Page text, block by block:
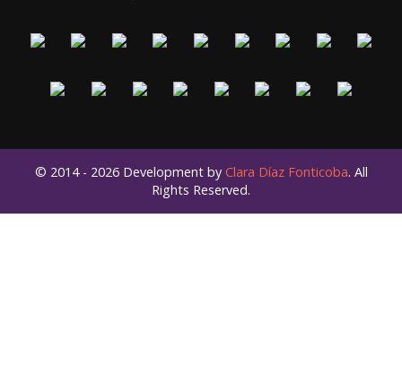
© 2014 - 2026 Development by Clara Díaz Fonticoba. All
Rights Reserved.